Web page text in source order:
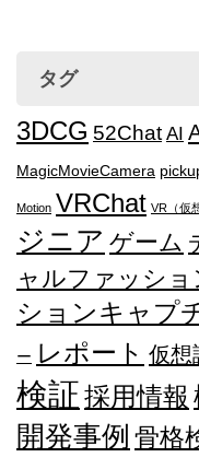
タグ
3DCG 52Chat AI
MagicMovieCamera
Motion VRChat VR（仮
ジニア ゲーム
ャルファッショ
ションキャプ
ー レポート 仮想
検証 採用情報
開発事例 骨格